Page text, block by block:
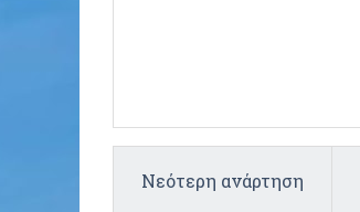
Νεότερη ανάρτηση